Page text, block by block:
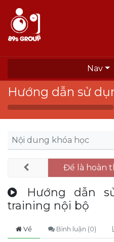
Nav
Hướng dẫn sử
Nội dung khóa học
Hướng dẫn
training nội bộ
Để là hoàn
Về Bình luận (0)